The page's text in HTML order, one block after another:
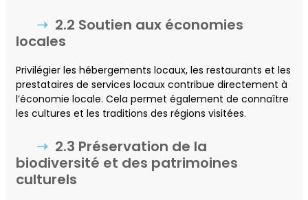
2.2 Soutien aux économies
locales
Privilégier les hébergements locaux, les restaurants et les
prestataires de services locaux contribue directement à
l’économie locale. Cela permet également de connaître
les cultures et les traditions des régions visitées.
2.3 Préservation de la
biodiversité et des patrimoines
culturels